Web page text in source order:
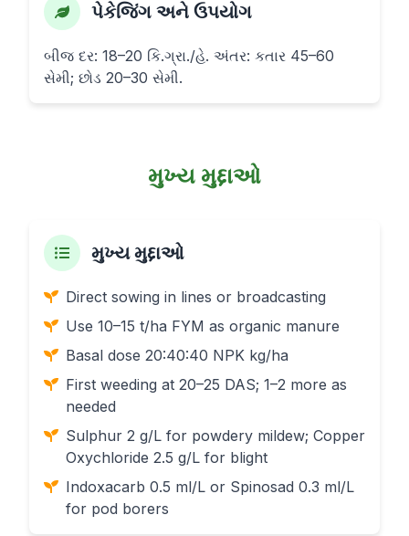
પેકેજિંગ અને ઉપયોગ
બીજ દર: 18–20 કિ.ગ્રા./હે. અંતર: કતાર 45–60
સેમી; છોડ 20–30 સેમી.
મુખ્ય મુદ્દાઓ
મુખ્ય મુદ્દાઓ
Direct sowing in lines or broadcasting
Use 10–15 t/ha FYM as organic manure
Basal dose 20:40:40 NPK kg/ha
First weeding at 20–25 DAS; 1–2 more as
needed
Sulphur 2 g/L for powdery mildew; Copper
Oxychloride 2.5 g/L for blight
Indoxacarb 0.5 ml/L or Spinosad 0.3 ml/L
for pod borers